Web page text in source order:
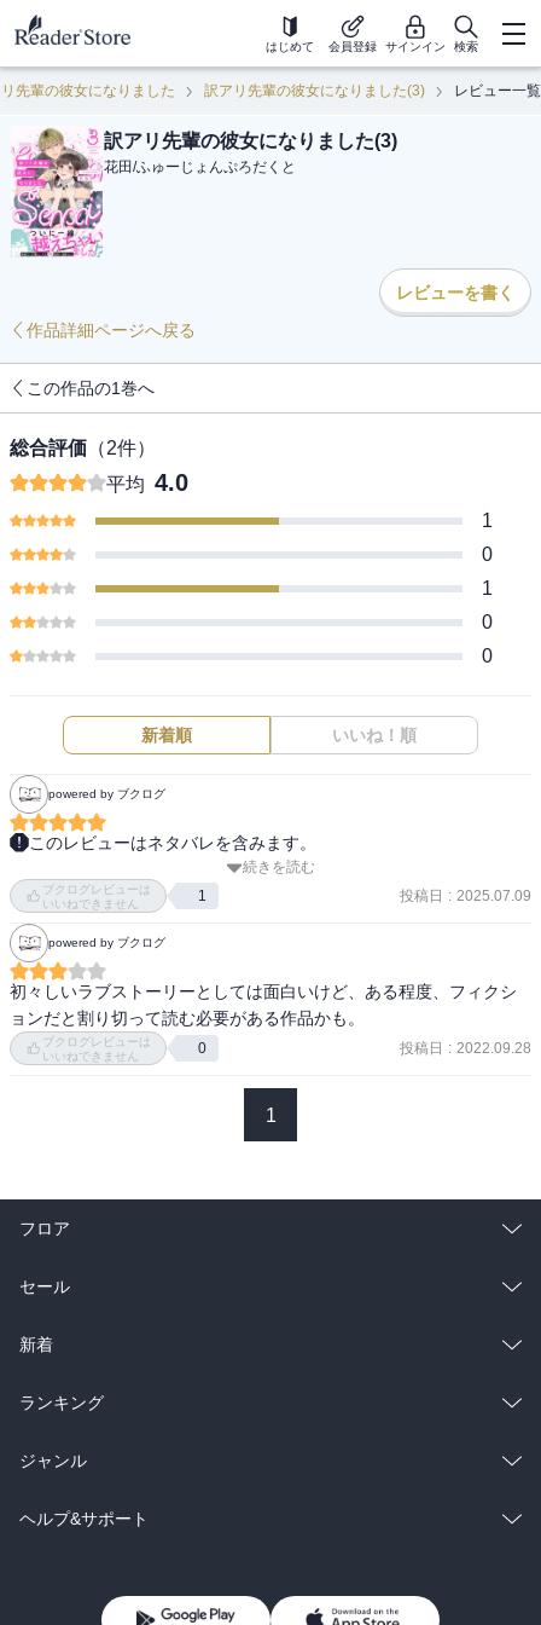
はじめて 会員登録 サインイン 検索
先輩の彼女になりました 訳アリ先輩の彼女になりました(3) レビュー一覧
訳アリ先輩の彼女になりました(3)
花田/ふゅーじょんぷろだくと
レビューを書く
作品詳細ページへ戻る
この作品の1巻へ
総合評価 （2件）
平均 4.0
1
0
1
0
0
新着順 いいね！順
powered by ブクログ
このレビューはネタバレを含みます。
花田さんの描く、カップルの思いっきり心から笑顔なの大好き。
（男の人の方は他の人にはこんな顔しないやつ）
相模ちゃんの味方してくれる女の子がやっと現れて、めっちゃ嬉し
かった！
続きを読む
ブクログレビューは
いいねできません
1 投稿日 : 2025.07.09
powered by ブクログ
初々しいラブストーリーとしては面白いけど、ある程度、フィクシ
ョンだと割り切って読む必要がある作品かも。
ブクログレビューは
いいねできません
0 投稿日 : 2022.09.28
1
フロア
総合
ラノベ
雑誌・グラビア
BL・TL
セール
総合
ラノベ
雑誌・グラビア
BL・TL
新着
総合
ラノベ
雑誌・グラビア
ランキング
総合
ラノベ
ジャンル
コミック
ヘルプ&サポート